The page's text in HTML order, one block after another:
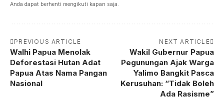
Anda dapat berhenti mengikuti kapan saja.
PREVIOUS ARTICLE
Walhi Papua Menolak
Deforestasi Hutan Adat
Papua Atas Nama Pangan
Nasional
NEXT ARTICLE
Wakil Gubernur Papua
Pegunungan Ajak Warga
Yalimo Bangkit Pasca
Kerusuhan: “Tidak Boleh
Ada Rasisme”